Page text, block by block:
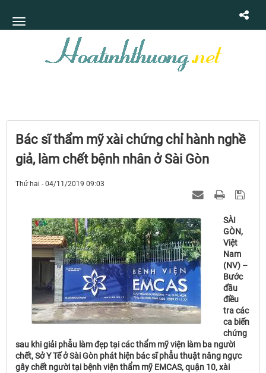
Bác sĩ thẩm mỹ xài chứng chỉ hành nghề
giả, làm chết bệnh nhân ở Sài Gòn
Thứ hai - 04/11/2019 09:03
SÀI
GÒN,
Việt
Nam
(NV) –
Bước
đầu
điều
tra các
ca biến
chứng
sau khi giải phẫu làm đẹp tại các thẩm mỹ viện làm ba người
chết, Sở Y Tế ở Sài Gòn phát hiện bác sĩ phẫu thuật nâng ngực
gây chết người tại bệnh viện thẩm mỹ EMCAS, quận 10, xài